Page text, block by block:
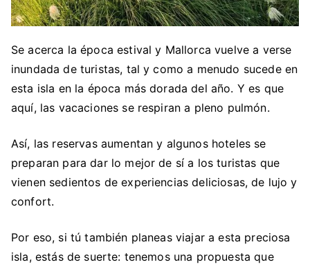
Se acerca la época estival y Mallorca vuelve a verse
inundada de turistas, tal y como a menudo sucede en
esta isla en la época más dorada del año. Y es que
aquí, las vacaciones se respiran a pleno pulmón.
Así, las reservas aumentan y algunos hoteles se
preparan para dar lo mejor de sí a los turistas que
vienen sedientos de experiencias deliciosas, de lujo y
confort.
Por eso, si tú también planeas viajar a esta preciosa
isla, estás de suerte: tenemos una propuesta que